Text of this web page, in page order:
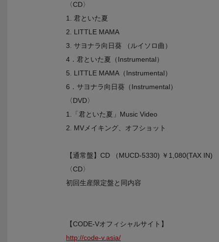
〈CD〉
1. 君といた夏
2. LITTLE MAMA
3. サヨナラ向日葵 （ルイソロ曲）
4．君といた夏（Instrumental）
5. LITTLE MAMA（Instrumental）
6．サヨナラ向日葵（Instrumental）
〈DVD〉
1.「君といた夏」Music Video
2. MVメイキング、オフショット
【通常盤】CD （MUCD-5330) ￥1,080(TAX IN)
〈CD〉
初回生産限定盤と同内容
【CODE-Vオフィシャルサイト】
http://code-v.asia/